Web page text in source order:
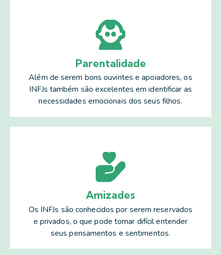
Parentalidade
Além de serem bons ouvintes e apoiadores, os
INFJs também são excelentes em identificar as
necessidades emocionais dos seus filhos.
Amizades
Os INFJs são conhecidos por serem reservados
e privados, o que pode tornar difícil entender
seus pensamentos e sentimentos.